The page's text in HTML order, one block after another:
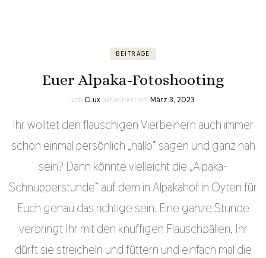
BEITRÄGE
Euer Alpaka-Fotoshooting
von CLux aktualisiert am März 3, 2023
Ihr wolltet den flauschigen Vierbeinern auch immer
schon einmal persönlich „hallo“ sagen und ganz nah
sein? Dann könnte vielleicht die „Alpaka-
Schnupperstunde“ auf dem in Alpakahof in Oyten für
Euch genau das richtige sein. Eine ganze Stunde
verbringt Ihr mit den knuffigen Flauschbällen, Ihr
dürft sie streicheln und füttern und einfach mal die